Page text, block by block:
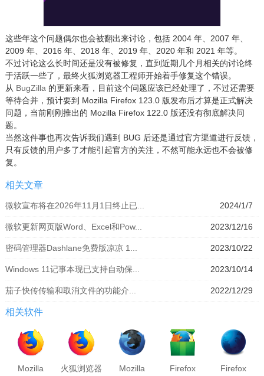
这些年这个问题偶尔也会被翻出来讨论，包括 2004 年、2007 年、
2009 年、2016 年、2018 年、2019 年、2020 年和 2021 年等。
不过讨论这么长时间还是没有被修复，直到近期几个月相关的讨论终
于活跃一些了，最终火狐浏览器工程师开始着手修复这个错误。
从 BugZilla 的更新来看，目前这个问题应该已经处理了，不过还需要
等待合并，预计要到 Mozilla Firefox 123.0 版发布后才算是正式解决
问题，当前刚刚推出的 Mozilla Firefox 122.0 版还没有彻底解决问
题。
当然这件事也再次告诉我们遇到 BUG 后还是通过官方渠道进行反馈，
只有反馈的用户多了才能引起官方的关注，不然可能永远也不会被修
复。
相关文章
2024/1/7
微软宣布将在2026年11月1日终止已...
2023/12/16
微软更新网页版Word、Excel和Pow...
2023/10/22
密码管理器Dashlane免费版凉凉 1...
2023/10/14
Windows 11记事本现已支持自动保...
2022/12/29
茄子快传传输和取消文件的功能介...
相关软件
Mozilla
火狐浏览器
Mozilla
Firefox
Firefox